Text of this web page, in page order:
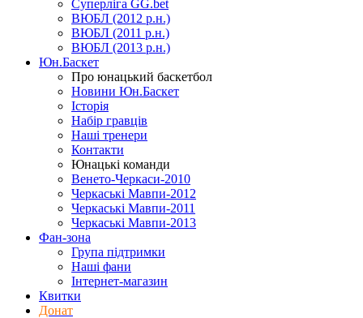
Суперліга GG.bet
ВЮБЛ (2012 р.н.)
ВЮБЛ (2011 р.н.)
ВЮБЛ (2013 р.н.)
Юн.Баскет
Про юнацький баскетбол
Новини Юн.Баскет
Історія
Набір гравців
Наші тренери
Контакти
Юнацькі команди
Венето-Черкаси-2010
Черкаські Мавпи-2012
Черкаські Мавпи-2011
Черкаські Мавпи-2013
Фан-зона
Група підтримки
Наші фани
Інтернет-магазин
Квитки
Донат